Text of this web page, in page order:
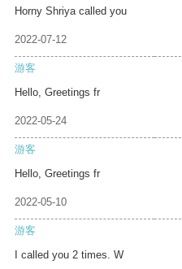
Horny Shriya called you
2022-07-12
游客
Hello, Greetings fr
2022-05-24
游客
Hello, Greetings fr
2022-05-10
游客
I called you 2 times. W